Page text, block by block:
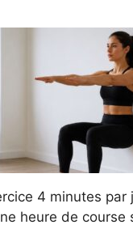
4 minutes par
heure de course